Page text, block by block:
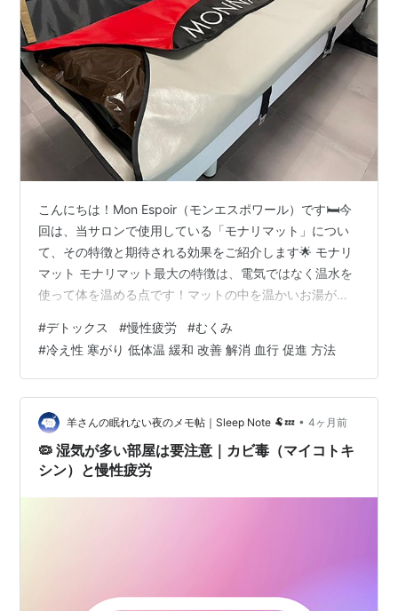
こんにちは！Mon Espoir（モンエスポワール）です🛏今
回は、当サロンで使用している「モナリマット」につい
て、その特徴と期待される効果をご紹介します🌟 モナリ
マット モナリマット最大の特徴は、電気ではなく温水を
使って体を温める点です！マットの中を温かいお湯が循
昇し代謝が活性化を促します。ヒーターや電熱線を使用
していないため、電磁波を受けることなく体を温められ
ます。さらに、難病治療で有名な玉川温泉を上回るホル
ミシス効果を発揮します。3つの有効成分による相乗効果
モナリマットは、温水、テラヘルツ、ゲルマニウムの3つ
の成分が相乗効果を発揮します。こ…
#デトックス #慢性疲労 #むくみ
#冷え性 寒がり 低体温 緩和 改善 解消 血行 促進 方法
羊さんの眠れない夜のメモ帖｜Sleep Note 🐏💤 • 4ヶ月前
🦠 湿気が多い部屋は要注意｜カビ毒（マイコトキ
シン）と慢性疲労